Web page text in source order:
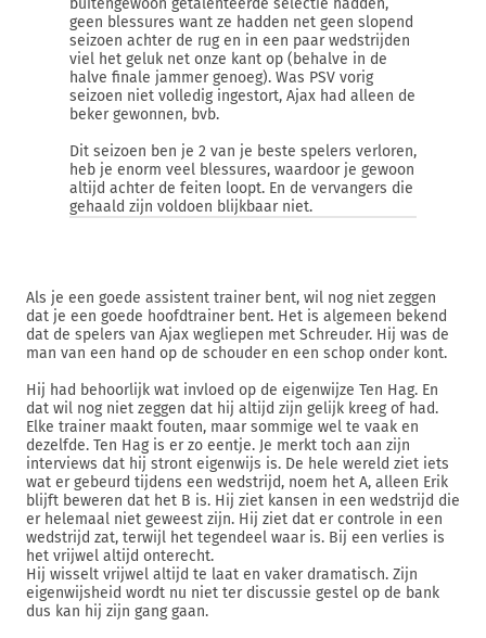
buitengewoon getalenteerde selectie hadden,
geen blessures want ze hadden net geen slopend
seizoen achter de rug en in een paar wedstrijden
viel het geluk net onze kant op (behalve in de
halve finale jammer genoeg). Was PSV vorig
seizoen niet volledig ingestort, Ajax had alleen de
beker gewonnen, bvb.
Dit seizoen ben je 2 van je beste spelers verloren,
heb je enorm veel blessures, waardoor je gewoon
altijd achter de feiten loopt. En de vervangers die
gehaald zijn voldoen blijkbaar niet.
Als je een goede assistent trainer bent, wil nog niet zeggen
dat je een goede hoofdtrainer bent. Het is algemeen bekend
dat de spelers van Ajax wegliepen met Schreuder. Hij was de
man van een hand op de schouder en een schop onder kont.
Hij had behoorlijk wat invloed op de eigenwijze Ten Hag. En
dat wil nog niet zeggen dat hij altijd zijn gelijk kreeg of had.
Elke trainer maakt fouten, maar sommige wel te vaak en
dezelfde. Ten Hag is er zo eentje. Je merkt toch aan zijn
interviews dat hij stront eigenwijs is. De hele wereld ziet iets
wat er gebeurd tijdens een wedstrijd, noem het A, alleen Erik
blijft beweren dat het B is. Hij ziet kansen in een wedstrijd die
er helemaal niet geweest zijn. Hij ziet dat er controle in een
wedstrijd zat, terwijl het tegendeel waar is. Bij een verlies is
het vrijwel altijd onterecht.
Hij wisselt vrijwel altijd te laat en vaker dramatisch. Zijn
eigenwijsheid wordt nu niet ter discussie gestel op de bank
dus kan hij zijn gang gaan.